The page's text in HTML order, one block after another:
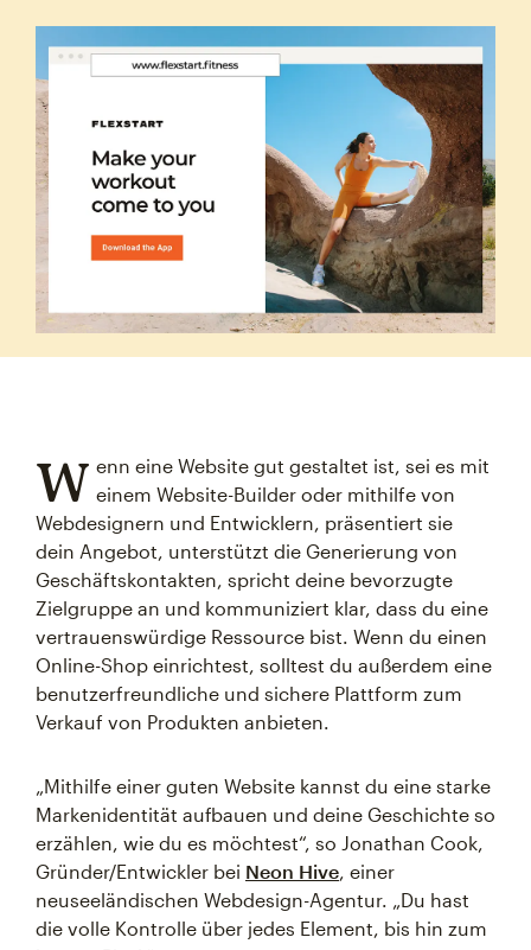
W enn eine Website gut gestaltet ist, sei es mit
einem Website-Builder oder mithilfe von
Webdesignern und Entwicklern, präsentiert sie
dein Angebot, unterstützt die Generierung von
Geschäftskontakten, spricht deine bevorzugte
Zielgruppe an und kommuniziert klar, dass du eine
vertrauenswürdige Ressource bist. Wenn du einen
Online-Shop einrichtest, solltest du außerdem eine
benutzerfreundliche und sichere Plattform zum
Verkauf von Produkten anbieten.
„Mithilfe einer guten Website kannst du eine starke
Markenidentität aufbauen und deine Geschichte so
erzählen, wie du es möchtest“, so Jonathan Cook,
Gründer/Entwickler bei Neon Hive , einer
neuseeländischen Webdesign-Agentur. „Du hast
die volle Kontrolle über jedes Element, bis hin zum